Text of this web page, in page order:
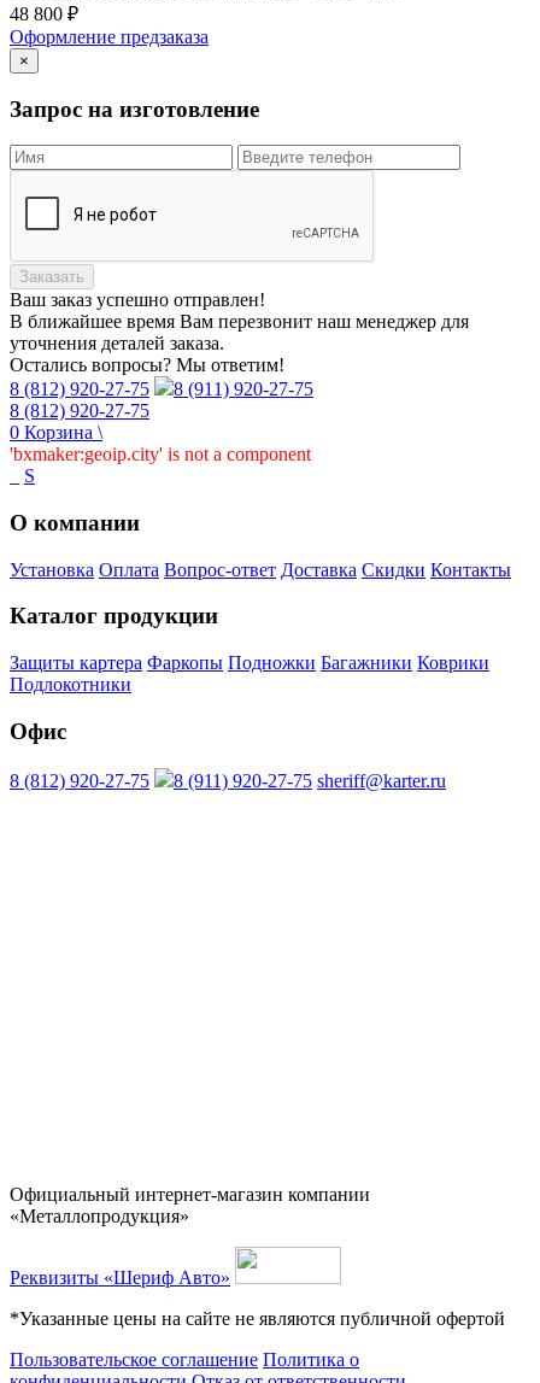
48 800 ₽
Оформление предзаказа
×
Запрос на изготовление
Заказать
Ваш заказ успешно отправлен!
В ближайшее время Вам перезвонит наш менеджер для
уточнения деталей заказа.
Остались вопросы? Мы ответим!
8 (812) 920-27-75
8 (911) 920-27-75
8 (812) 920-27-75
0 Корзина \
'bxmaker:geoip.city' is not a component
S
О компании
Установка Оплата Вопрос-ответ Доставка Скидки Контакты
Каталог продукции
Защиты картера Фаркопы Подножки Багажники Коврики
Подлокотники
Офис
8 (812) 920-27-75 8 (911) 920-27-75 sheriff@karter.ru
Официальный интернет-магазин компании
«Металлопродукция»
Реквизиты «Шериф Авто»
*Указанные цены на сайте не являются публичной офертой
Пользовательское соглашение Политика о